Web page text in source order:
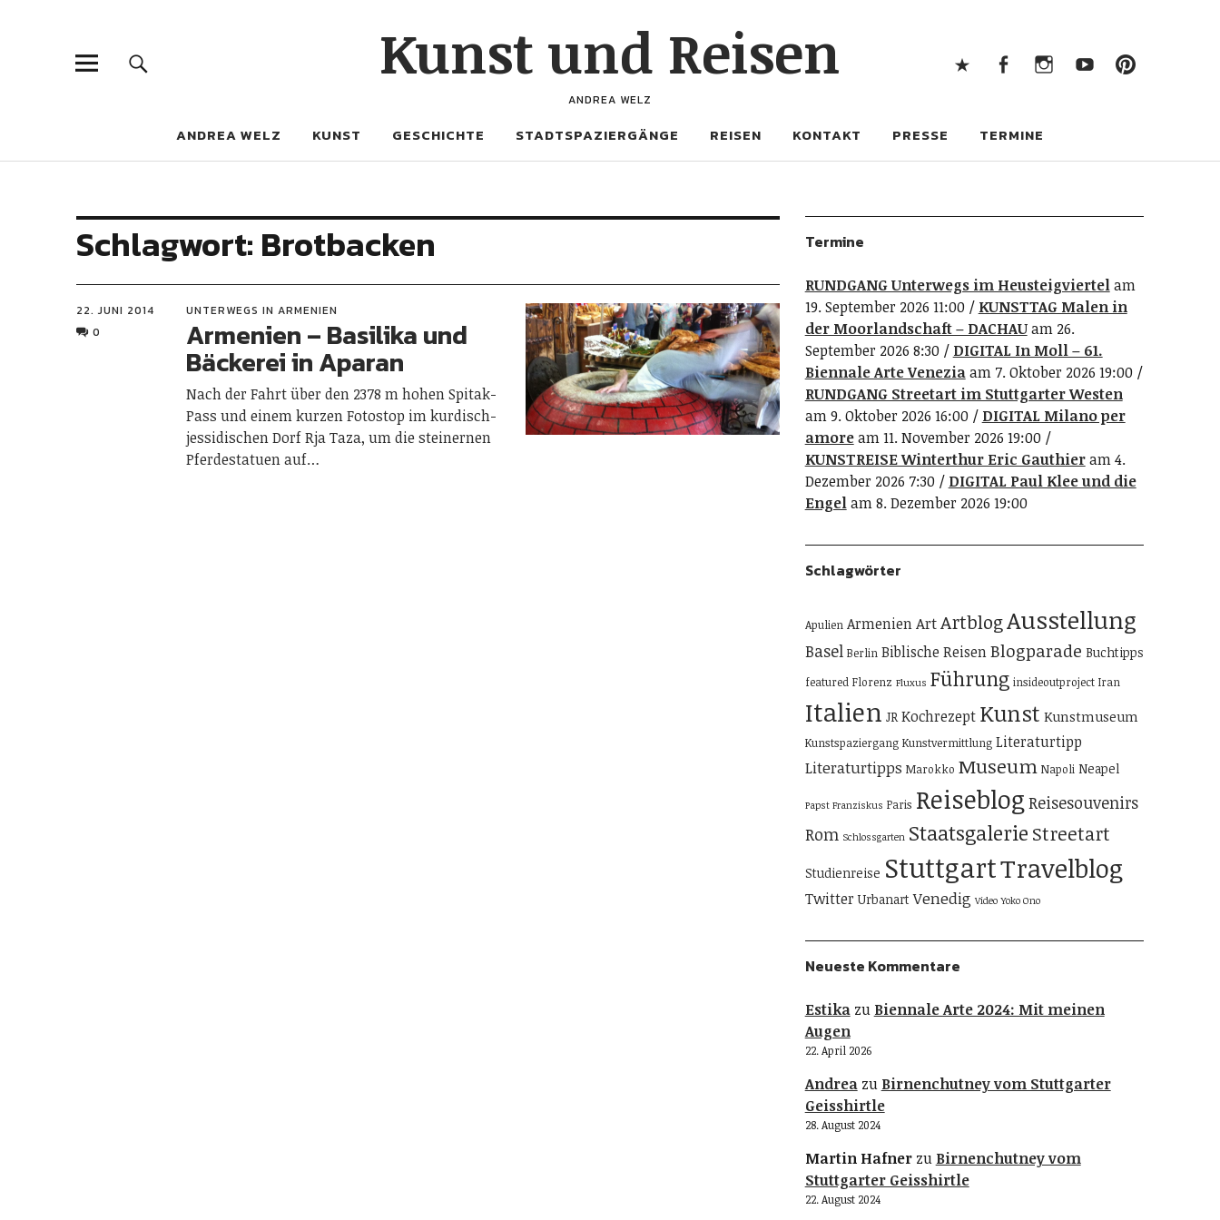
Kunst und Reisen
ANDREA WELZ
ANDREA WELZ KUNST GESCHICHTE STADTSPAZIERGÄNGE REISEN KONTAKT PRESSE TERMINE
Schlagwort: Brotbacken
22. JUNI 2014
0
UNTERWEGS IN ARMENIEN
Armenien – Basilika und
Bäckerei in Aparan
Nach der Fahrt über den 2378 m hohen Spitak-
Pass und einem kurzen Fotostop im kurdisch-
jessidischen Dorf Rja Taza, um die steinernen
Pferdestatuen auf…
Termine
RUNDGANG Unterwegs im Heusteigviertelam
19. September 2026 11:00
KUNSTTAG Malen in
der Moorlandschaft – DACHAUam 26.
September 2026 8:30
DIGITAL In Moll – 61.
Biennale Arte Veneziaam 7. Oktober 2026 19:00
RUNDGANG Streetart im Stuttgarter Westen
am 9. Oktober 2026 16:00
DIGITAL Milano per
amoream 11. November 2026 19:00
KUNSTREISE Winterthur Eric Gauthieram 4.
Dezember 2026 7:30
DIGITAL Paul Klee und die
Engelam 8. Dezember 2026 19:00
Schlagwörter
Apulien ArmenienArtArtblogAusstellung
Basel Berlin Biblische ReisenBlogparade Buchtipps
featured Florenz Fluxus Führung insideoutproject Iran
Italien JR Kochrezept Kunst Kunstmuseum
Kunstspaziergang Kunstvermittlung Literaturtipp
Literaturtipps Marokko Museum Napoli Neapel
Papst Franziskus Paris Reiseblog Reisesouvenirs
Rom Schlossgarten Staatsgalerie Streetart
Studienreise StuttgartTravelblog
Twitter Urbanart Venedig Video Yoko Ono
Neueste Kommentare
Estikazu Biennale Arte 2024: Mit meinen
Augen
22. April 2026
Andreazu Birnenchutney vom Stuttgarter
Geisshirtle
28. August 2024
Martin Hafnerzu Birnenchutney vom
Stuttgarter Geisshirtle
22. August 2024